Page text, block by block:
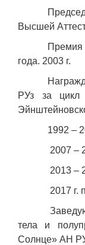
Высшей
года. 2003 г.
РУз за цикл
1992 –
2007 –
2013 –
2017 г.
тела и
Солнце» АН